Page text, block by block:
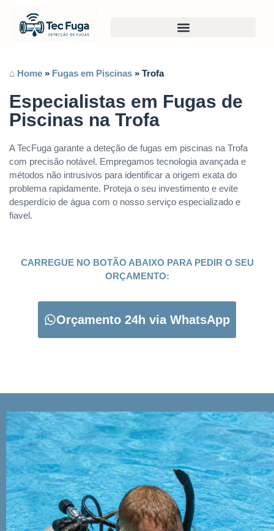
⌂ Home » Fugas em Piscinas » Trofa
Especialistas em Fugas de
Piscinas na Trofa
A TecFuga garante a deteção de fugas em piscinas na Trofa
com precisão notável. Empregamos tecnologia avançada e
métodos não intrusivos para identificar a origem exata do
problema rapidamente. Proteja o seu investimento e evite
desperdício de água com o nosso serviço especializado e
fiavel.
CARREGUE NO BOTÃO ABAIXO PARA PEDIR O SEU
ORÇAMENTO:
Orçamento 24h via WhatsApp